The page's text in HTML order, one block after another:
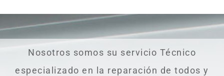
Nosotros somos su servicio Técnico
especializado en la reparación de todos y